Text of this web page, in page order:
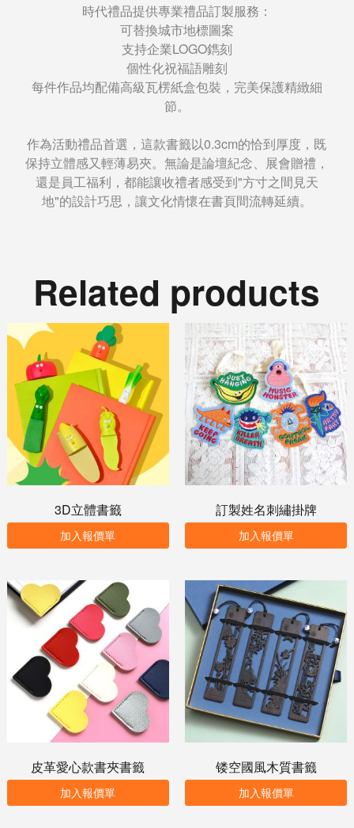
時代禮品提供專業禮品訂製服務：
可替換城市地標圖案
支持企業LOGO鐫刻
個性化祝福語雕刻
每件作品均配備高級瓦楞紙盒包裝，完美保護精緻細
節。
作為活動禮品首選，這款書籤以0.3cm的恰到厚度，既
保持立體感又輕薄易夾。無論是論壇紀念、展會贈禮，
還是員工福利，都能讓收禮者感受到"方寸之間見天
地"的設計巧思，讓文化情懷在書頁間流轉延續。
Related products
3D立體書籤
加入報價單
訂製姓名刺繡掛牌
加入報價單
皮革愛心款書夾書籤
加入報價單
镂空國風木質書籤
加入報價單